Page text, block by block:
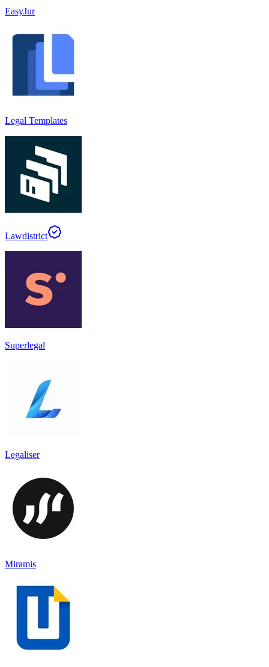
EasyJur
Legal Templates
Lawdistrict
Superlegal
Legaliser
Miramis